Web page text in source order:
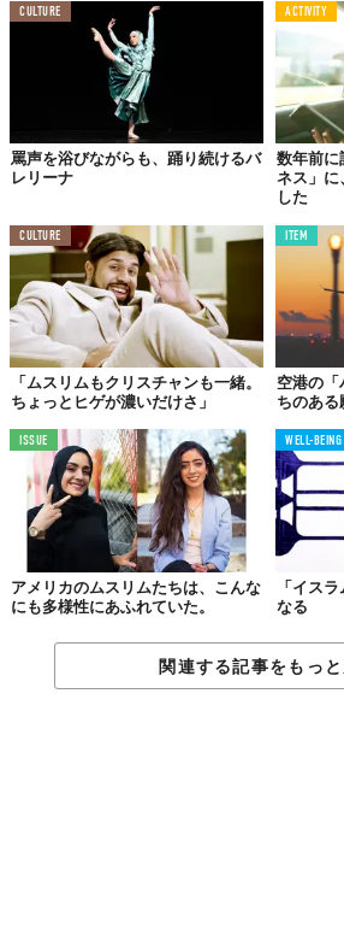
CULTURE
罵声を浴びながらも、踊り続けるバ
レリーナ
ACTIVITY
数年前に
ネス」に
した
CULTURE
「ムスリムもクリスチャンも一緒。
ちょっとヒゲが濃いだけさ」
ITEM
空港の「
ちのある
ISSUE
アメリカのムスリムたちは、こんな
にも多様性にあふれていた。
WELL-BEING
「イス
なる
関連する記事をもっ